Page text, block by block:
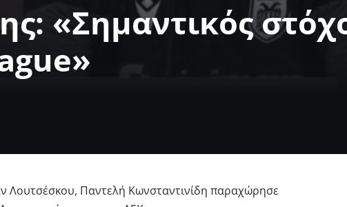
«Σημαντικός
Λουτσέσκου, Παντελή Κωνσταντινίδη παραχώρησε